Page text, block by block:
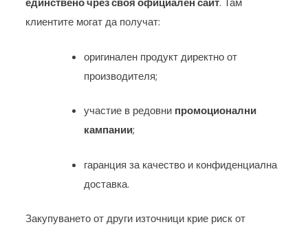
клиентите могат да получат:
оригинален продукт директно от
производителя;
участие в редовни промоционални
кампании;
гаранция за качество и конфиденциална
доставка.
Закупуването от други източници крие риск от